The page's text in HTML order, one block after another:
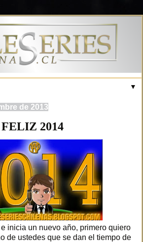
▼
de 2013
FELIZ 2014
inicia un nuevo año, primero quiero
de ustedes que se dan el tiempo de